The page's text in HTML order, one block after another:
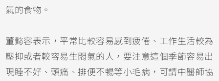
氣的食物。
董懿容表示，平常比較容易感到疲倦、工作生活較為
壓抑或者較容易生悶氣的人，要注意這個季節容易出
現睡不好、頭痛、排便不暢等小毛病，可請中醫師協